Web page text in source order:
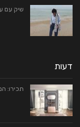
שיק עם
דעות
תכירו: